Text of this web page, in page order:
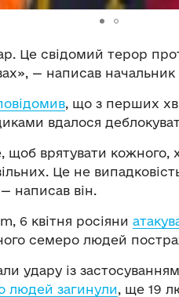
Це свідомий терор
— написав
, що з перших
вдалося
щоб врятувати кожного,
Це не
написав він.
6 квітня росіяни
семеро людей
удару із
людей загинули, ще 19